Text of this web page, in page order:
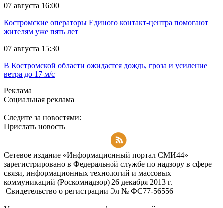
07 августа 16:00
Костромские операторы Единого контакт-центра помогают
жителям уже пять лет
07 августа 15:30
В Костромской области ожидается дождь, гроза и усиление
ветра до 17 м/с
Реклама
Социальная реклама
Следите за новостями:
Прислать новость
Сетевое издание «Информационный портал СМИ44»
зарегистрировано в Федеральной службе по надзору в сфере
связи, информационных технологий и массовых
коммуникаций (Роскомнадзор) 26 декабря 2013 г.
Свидетельство о регистрации Эл № ФC77-56556